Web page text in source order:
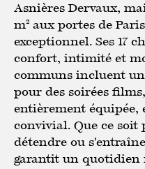
Asnières Dervaux,
m² aux portes de
exceptionnel. Ses 17
confort, intimité et
communs incluent
pour des soirées
entièrement
convivial. Que ce soit
détendre ou
garantit un quotidien